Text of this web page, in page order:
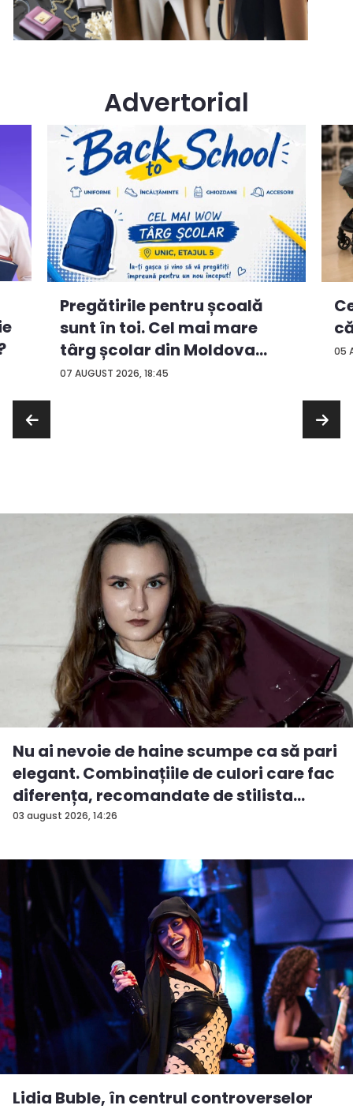
Advertorial
07 AUGUST 2026, 18:45
Pregătirile pentru școală
sunt în toi. Cel mai mare
târg școlar din Moldova
con...
05
03 august 2026, 14:26
Nu ai nevoie de haine scumpe ca să pari
elegant. Combinațiile de culori care fac
diferența, recomandate de stilista
And...
Lidia Buble, în centrul controverselor